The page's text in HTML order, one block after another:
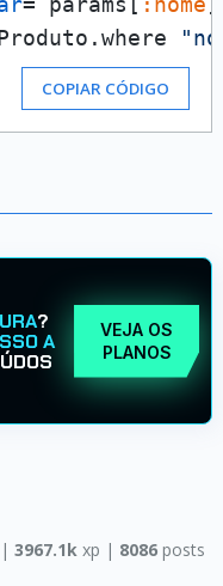
COPIAR CÓDIGO
?
A
VEJA OS
PLANOS
| 3967.1k xp | 8086posts